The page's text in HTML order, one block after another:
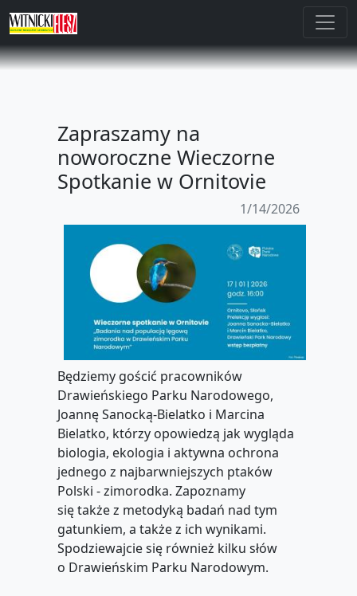
Zapraszamy na
noworoczne Wieczorne
Spotkanie w Ornitovie
1/14/2026
Będziemy gościć pracowników
Drawieńskiego Parku Narodowego,
Joannę Sanocką-Bielatko i Marcina
Bielatko, którzy opowiedzą jak wygląda
biologia, ekologia i aktywna ochrona
jednego z najbarwniejszych ptaków
Polski - zimorodka. Zapoznamy
się także z metodyką badań nad tym
gatunkiem, a także z ich wynikami.
Spodziewajcie się również kilku słów
o Drawieńskim Parku Narodowym.